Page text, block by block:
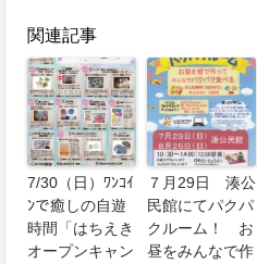
関連記事
7/30（日）ﾜﾝｺｲ
ﾝで癒しの自遊
時間「はちえき
オープンキャン
７月29日 湊公
民館にてパクパ
クルーム！ お
昼をみんなで作